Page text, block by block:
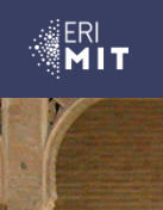
ERIMIT
Équipe